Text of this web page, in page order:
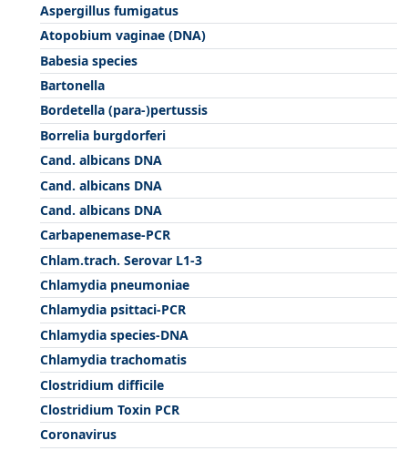
Aspergillus fumigatus
Atopobium vaginae (DNA)
Babesia species
Bartonella
Bordetella (para-)pertussis
Borrelia burgdorferi
Cand. albicans DNA
Cand. albicans DNA
Cand. albicans DNA
Carbapenemase-PCR
Chlam.trach. Serovar L1-3
Chlamydia pneumoniae
Chlamydia psittaci-PCR
Chlamydia species-DNA
Chlamydia trachomatis
Clostridium difficile
Clostridium Toxin PCR
Coronavirus